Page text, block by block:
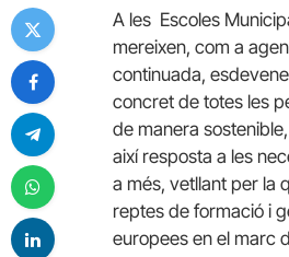
A les Escoles
mereixen, com a
continuada,
concret de totes les
de manera
així resposta a les
a més, vetllant per la
reptes de formació i
europees en el marc